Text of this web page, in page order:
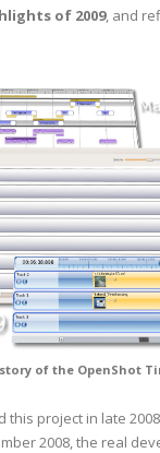
of 2009, and
of the OpenShot
this project in late
2008, the real